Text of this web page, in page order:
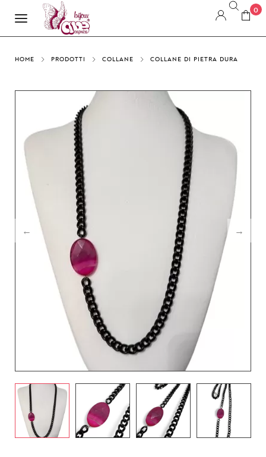
0
HOME PRODOTTI COLLANE COLLANE DI PIETRA DURA